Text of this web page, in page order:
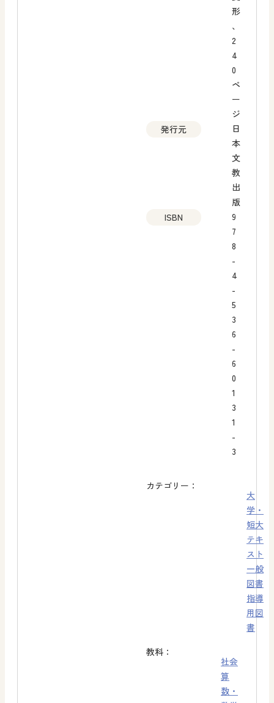
形
、
2
4
0
ペ
ー
ジ
発行元
日
本
文
教
出
版
ISBN
9
7
8
-
4
-
5
3
6
-
6
0
1
3
1
-
3
カテゴリー：
大
学・
短大
テキ
スト
一般
図書
指導
用図
書
教科：
社会
算
数・